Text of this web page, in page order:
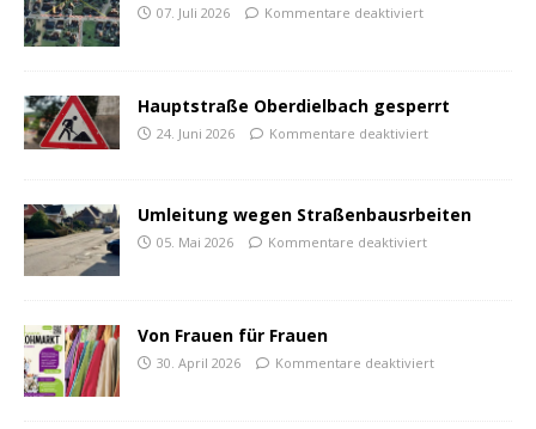
07. Juli 2026 Kommentare deaktiviert
Hauptstraße Oberdielbach gesperrt
24. Juni 2026 Kommentare deaktiviert
Umleitung wegen Straßenbausrbeiten
05. Mai 2026 Kommentare deaktiviert
Von Frauen für Frauen
30. April 2026 Kommentare deaktiviert